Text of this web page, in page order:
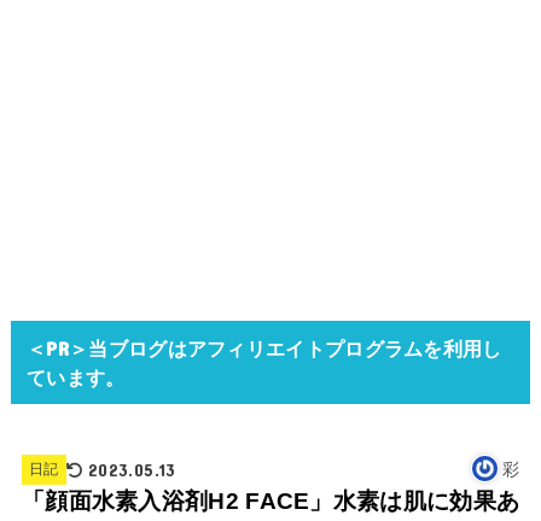
＜PR＞当ブログはアフィリエイトプログラムを利用し
ています。
日記 2023.05.13 彩
「顔面水素入浴剤H2 FACE」水素は肌に効果あ